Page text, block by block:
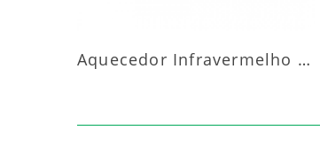
Aquecedor Infravermelho Parede